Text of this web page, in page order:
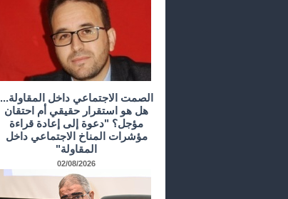
الصمت الاجتماعي داخل المقاولة...
هل هو استقرار حقيقي أم احتقان
مؤجل؟ "دعوة إلى إعادة قراءة
مؤشرات المناخ الاجتماعي داخل
المقاولة"
02/08/2026